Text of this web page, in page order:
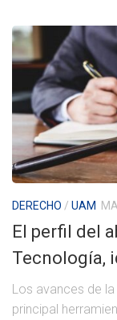
DERECHO / UAM
El perfil del
Tecnología,
Los avances de
principal